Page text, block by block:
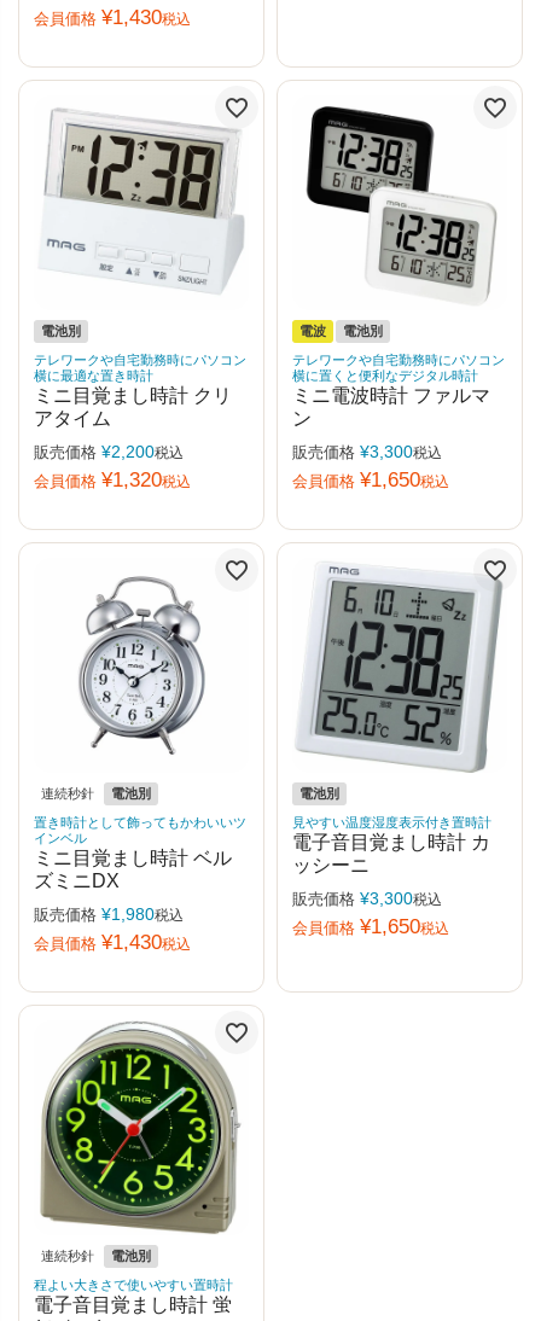
会員価格 ¥1,430税込
電池別
テレワークや自宅勤務時にパソコン
横に最適な置き時計
ミニ目覚まし時計 クリ
アタイム
販売価格 ¥2,200税込
会員価格 ¥1,320税込
電波
電池別
テレワークや自宅勤務時にパソコン
横に置くと便利なデジタル時計
ミニ電波時計 ファルマ
ン
販売価格 ¥3,300税込
会員価格 ¥1,650税込
連続秒針
電池別
置き時計として飾ってもかわいいツ
インベル
ミニ目覚まし時計 ベル
ズミニDX
販売価格 ¥1,980税込
会員価格 ¥1,430税込
電池別
見やすい温度湿度表示付き置時計
電子音目覚まし時計 カ
ッシーニ
販売価格 ¥3,300税込
会員価格 ¥1,650税込
連続秒針
電池別
程よい大きさで使いやすい置時計
電子音目覚まし時計 蛍